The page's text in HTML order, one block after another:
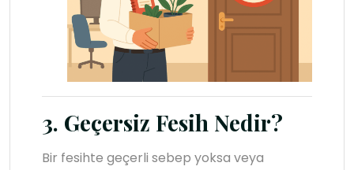
3. Geçersiz Fesih Nedir?
Bir fesihte geçerli sebep yoksa veya